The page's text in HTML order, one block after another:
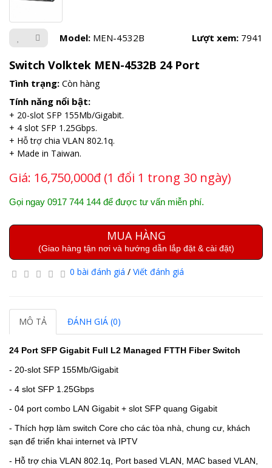
Model: MEN-4532B Lượt xem: 7941
Switch Volktek MEN-4532B 24 Port
Tình trạng: Còn hàng
Tính năng nổi bật:
+ 20-slot SFP 155Mb/Gigabit.
+ 4 slot SFP 1.25Gbps.
+ Hỗ trợ chia VLAN 802.1q.
+ Made in Taiwan.
Giá: 16,750,000đ (1 đổi 1 trong 30 ngày)
Gọi ngay 0917 744 144 để được tư vấn miễn phí.
MUA HÀNG
(Giao hàng tận nơi và hướng dẫn lắp đặt & cài đặt)
0 bài đánh giá / Viết đánh giá
MÔ TẢ ĐÁNH GIÁ (0)
24 Port SFP Gigabit Full L2 Managed FTTH Fiber Switch
- 20-slot SFP 155Mb/Gigabit
- 4 slot SFP 1.25Gbps
- 04 port combo LAN Gigabit + slot SFP quang Gigabit
- Thích hợp làm switch Core cho các tòa nhà, chung cư, khách
sạn để triển khai internet và IPTV
- Hỗ trợ chia VLAN 802.1q, Port based VLAN, MAC based VLAN,